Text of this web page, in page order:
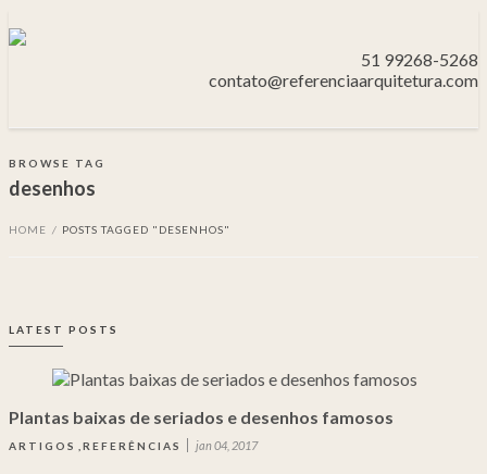
51 99268-5268
contato@referenciaarquitetura.com
BROWSE TAG
desenhos
HOME / POSTS TAGGED "DESENHOS"
LATEST POSTS
Plantas baixas de seriados e desenhos famosos
ARTIGOS REFERÊNCIAS jan 04, 2017